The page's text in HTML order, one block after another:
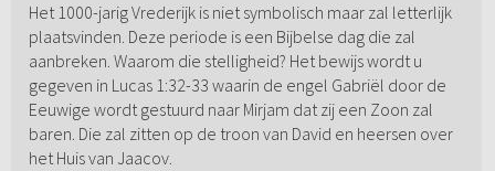
Het 1000-jarig Vrederijk is niet symbolisch maar zal letterlijk
plaatsvinden. Deze periode is een Bijbelse dag die zal
aanbreken. Waarom die stelligheid? Het bewijs wordt u
gegeven in Lucas 1:32-33 waarin de engel Gabriël door de
Eeuwige wordt gestuurd naar Mirjam dat zij een Zoon zal
baren. Die zal zitten op de troon van David en heersen over
het Huis van Jaacov.